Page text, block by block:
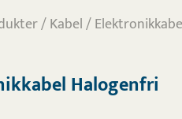
/Kabel/
Halogenfri